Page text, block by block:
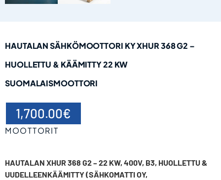
HAUTALAN SÄHKÖMOOTTORI KY XHUR 368 G2 –
HUOLLETTU & KÄÄMITTY 22 KW
SUOMALAISMOOTTORI
1,700.00€
MOOTTORIT
HAUTALAN XHUR 368 G2 – 22 KW, 400V, B3, HUOLLETTU &
UUDELLEENKÄÄMITTY (SÄHKOMATTI OY,